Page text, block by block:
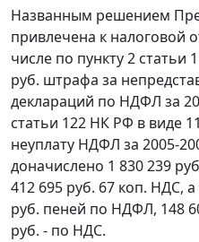
Названным решением
привлечена к налоговой
числе по пункту 2 статьи
руб. штрафа за
деклараций по НДФЛ за
статьи 122 НК РФ в виде
неуплату НДФЛ за 2005-
доначислено 1 830 239
412 695 руб. 67 коп. НДС,
руб. пеней по НДФЛ, 148
руб. - по НДС.